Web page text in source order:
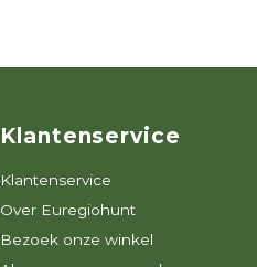
Klantenservice
Klantenservice
Over Euregiohunt
Bezoek onze winkel